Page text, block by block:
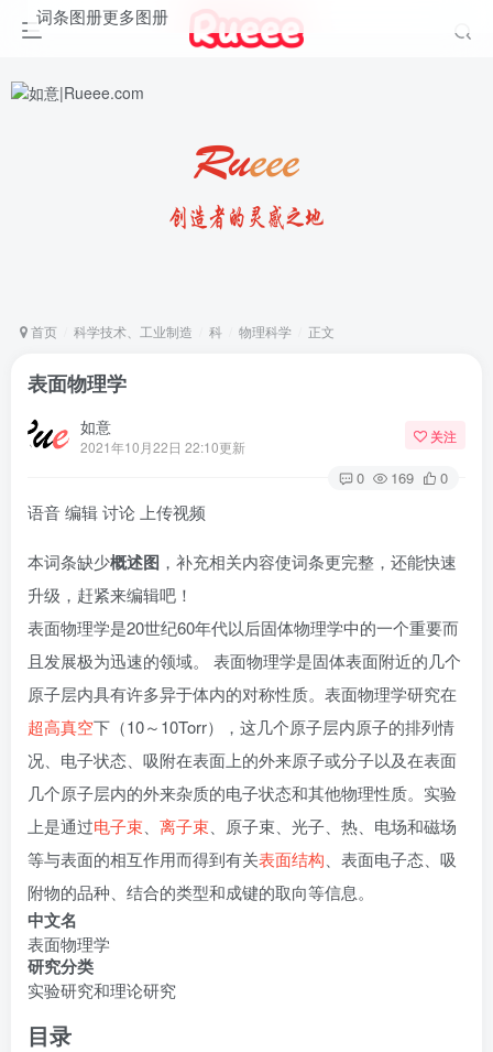
首页 科学技术、工业制造 科 物理科学 正文
表面物理学
如意
2021年10月22日 22:10更新
关注
0 169 0
语音编辑讨论 上传视频
本词条缺少概述图 ，补充相关内容使词条更完整，还能快速
升级，赶紧来编辑吧！
表面物理学是20世纪60年代以后固体物理学中的一个重要而
且发展极为迅速的领域。 表面物理学是固体表面附近的几个
原子层内具有许多异于体内的对称性质。表面物理学研究在
超高真空下（10～10Torr），这几个原子层内原子的排列情
况、电子状态、吸附在表面上的外来原子或分子以及在表面
几个原子层内的外来杂质的电子状态和其他物理性质。实验
上是通过电子束 离子束 、原子束、光子、热、电场和磁场
等与表面的相互作用而得到有关表面结构 、表面电子态、吸
附物的品种、结合的类型和成键的取向等信息。
中文名
表面物理学
研究分类
实验研究和理论研究
目录
词条图册更多图册